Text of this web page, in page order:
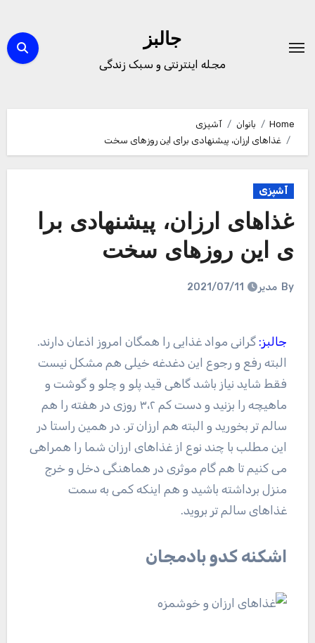
content
جالبز
مجله اینترنتی و سبک زندگی
Home بانوان
آشپزی
غذا‌های ارزان، پیشنهادی برای این روز‌های سخت
آشپزی
غذا‌های ارزان، پیشنهادی برا
ی این روز‌های سخت
By مدیر 2021/07/11
جالبز: گرانی مواد غذایی را همگان امروز اذعان دارند.
البته رفع و رجوع این دغدغه خیلی هم مشکل نیست
فقط شاید نیاز باشد گاهی قید پلو و چلو و گوشت و
ماهیچه را بزنید و دست کم ۳،۲ روزی در هفته را هم
سالم تر بخورید و البته هم ارزان تر. در همین راستا در
این مطلب با چند نوع از غذاهای ارزان شما را همراهی
می کنیم تا هم گام موثری در هماهنگی دخل و خرج
منزل برداشته باشید و هم اینکه کمی به سمت
غذاهای سالم تر بروید.
اشکنه کدو بادمجان